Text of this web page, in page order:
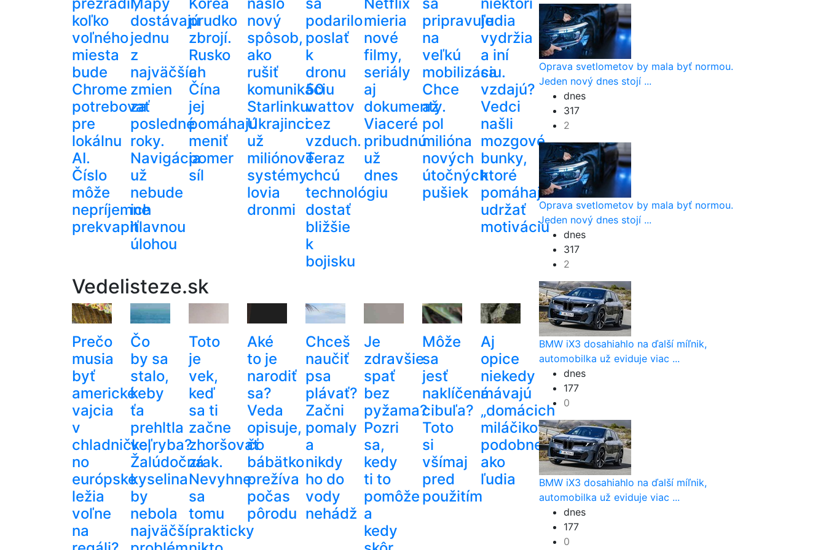
koľko
voľného
miesta
bude
Chrome
potrebovať
pre
lokálnu
AI.
Číslo
môže
nepríjemne
prekvapiť
dostávajú
jednu
z
najväčších
zmien
za
posledné
roky.
Navigácia
už
nebude
ich
hlavnou
úlohou
prudko
zbrojí.
Rusko
a
Čína
jej
pomáhajú
meniť
pomer
síl
nový
spôsob,
ako
rušiť
komunikáciu
Starlinku.
Ukrajinci
už
miliónové
systémy
lovia
dronmi
podarilo
poslať
k
dronu
50
wattov
cez
vzduch.
Teraz
chcú
technológiu
dostať
bližšie
k
bojisku
mieria
nové
filmy,
seriály
aj
dokumenty.
Viaceré
pribudnú
už
dnes
pripravuje
na
veľkú
mobilizáciu.
Chce
až
pol
milióna
nových
útočných
pušiek
ľudia
vydržia
a iní
sa
vzdajú?
Vedci
našli
mozgové
bunky,
ktoré
pomáhajú
udržať
motiváciu
Vedelisteze.sk
Prečo
musia
byť
americké
vajcia
v
chladničke,
no
európske
ležia
voľne
na
Čo
by sa
stalo,
keby
ťa
prehltla
veľryba?
Žalúdočná
kyselina
by
nebola
najväčší
Toto
je
vek,
keď
sa ti
začne
zhoršovať
zrak.
Nevyhne
sa
tomu
prakticky
Aké
to je
narodiť
sa?
Veda
opisuje,
čo
bábätko
prežíva
počas
pôrodu
Chceš
naučiť
psa
plávať?
Začni
pomaly
a
nikdy
ho do
vody
nehádž
Je
zdravšie
spať
bez
pyžama?
Pozri
sa,
kedy
ti to
pomôže
a
kedy
Môže
sa
jesť
naklíčená
cibuľa?
Toto
si
všímaj
pred
použitím
Aj
opice
niekedy
mávajú
„domácich
miláčikov”
podobne
ako
ľudia
Oprava svetlometov by mala byť normou.
Jeden nový dnes stojí ...
dnes
317
2
Oprava svetlometov by mala byť normou.
Jeden nový dnes stojí ...
dnes
317
2
BMW iX3 dosahiahlo na ďalší míľnik,
automobilka už eviduje viac ...
dnes
177
0
BMW iX3 dosahiahlo na ďalší míľnik,
automobilka už eviduje viac ...
dnes
177
0